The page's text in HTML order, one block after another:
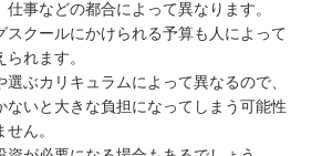
Camp（コードキャンプ）
も向けのおすすめプログラミングス
先生のキッズプログラミング教室
事などの都合によって異なります。
スクールにかけられる予算も人によって
れます。
ぶカリキュラムによって異なるので、
ないと大きな負担になってしまう可能性
ん。